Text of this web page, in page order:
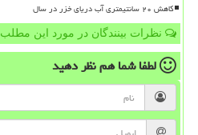
کاهش ۲۰ سانتیمتری آب دریای خزر در سال
نظرات بینندگان در مورد این مطلب
لطفا شما همنظر دهید